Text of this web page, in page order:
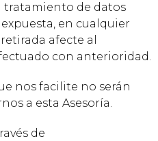
de datos
en cualquier
afecte al
con anterioridad.
nos facilite no serán
a esta Asesoría.
de